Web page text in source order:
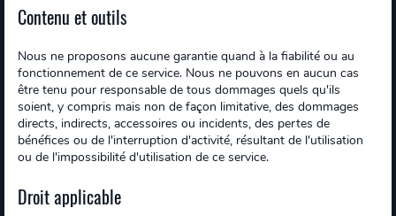
Contenu et outils
Nous ne proposons aucune garantie quand à la fiabilité ou au
fonctionnement de ce service. Nous ne pouvons en aucun cas
être tenu pour responsable de tous dommages quels qu'ils
soient, y compris mais non de façon limitative, des dommages
directs, indirects, accessoires ou incidents, des pertes de
bénéfices ou de l'interruption d'activité, résultant de l'utilisation
ou de l'impossibilité d'utilisation de ce service.
Droit applicable